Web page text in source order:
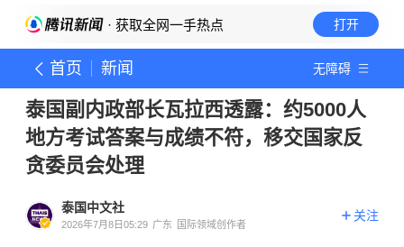
· 获取全网一手热点 打开
首页 新闻 无障碍
泰国副内政部长瓦拉西透露：约5000人
地方考试答案与成绩不符，移交国家反
贪委员会处理
泰国中文社
2026年7月8日05:29 广东 国际领域创作者
关注